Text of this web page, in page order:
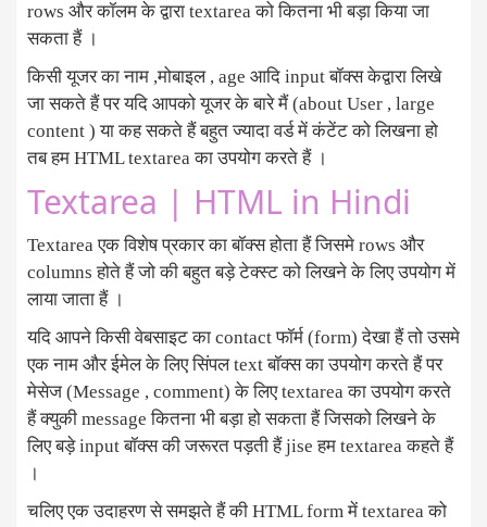
rows और कॉलम के द्वारा textarea को कितना भी बड़ा किया जा
सकता हैं ।
किसी यूजर का नाम ,मोबाइल , age आदि input बॉक्स केद्वारा लिखे
जा सकते हैं पर यदि आपको यूजर के बारे मैं (about User , large
content ) या कह सकते हैं बहुत ज्यादा वर्ड में कंटेंट को लिखना हो
तब हम HTML textarea का उपयोग करते हैं ।
Textarea | HTML in Hindi
Textarea एक विशेष प्रकार का बॉक्स होता हैं जिसमे rows और
columns होते हैं जो की बहुत बड़े टेक्स्ट को लिखने के लिए उपयोग में
लाया जाता हैं ।
यदि आपने किसी वेबसाइट का contact फॉर्म (form) देखा हैं तो उसमे
एक नाम और ईमेल के लिए सिंपल text बॉक्स का उपयोग करते हैं पर
मेसेज (Message , comment) के लिए textarea का उपयोग करते
हैं क्युकी message कितना भी बड़ा हो सकता हैं जिसको लिखने के
लिए बड़े input बॉक्स की जरूरत पड़ती हैं jise हम textarea कहते हैं
।
चलिए एक उदाहरण से समझते हैं की HTML form में textarea को